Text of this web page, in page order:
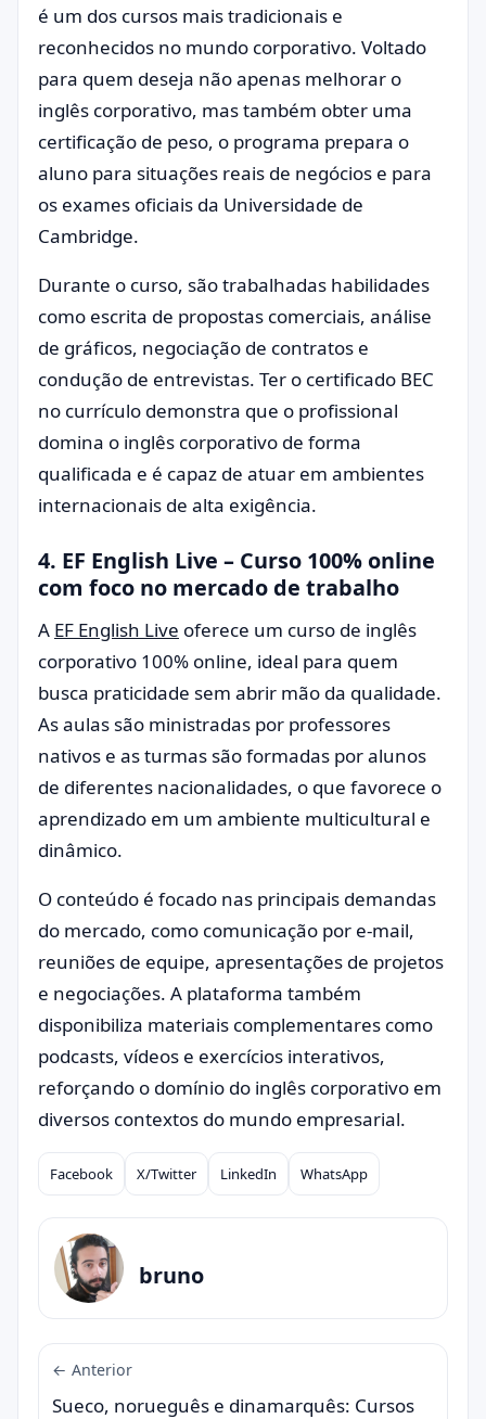
é um dos cursos mais tradicionais e
reconhecidos no mundo corporativo. Voltado
para quem deseja não apenas melhorar o
inglês corporativo, mas também obter uma
certificação de peso, o programa prepara o
aluno para situações reais de negócios e para
os exames oficiais da Universidade de
Cambridge.
Durante o curso, são trabalhadas habilidades
como escrita de propostas comerciais, análise
de gráficos, negociação de contratos e
condução de entrevistas. Ter o certificado BEC
no currículo demonstra que o profissional
domina o inglês corporativo de forma
qualificada e é capaz de atuar em ambientes
internacionais de alta exigência.
4. EF English Live – Curso 100% online
com foco no mercado de trabalho
A EF English Live oferece um curso de inglês
corporativo 100% online, ideal para quem
busca praticidade sem abrir mão da qualidade.
As aulas são ministradas por professores
nativos e as turmas são formadas por alunos
de diferentes nacionalidades, o que favorece o
aprendizado em um ambiente multicultural e
dinâmico.
O conteúdo é focado nas principais demandas
do mercado, como comunicação por e-mail,
reuniões de equipe, apresentações de projetos
e negociações. A plataforma também
disponibiliza materiais complementares como
podcasts, vídeos e exercícios interativos,
reforçando o domínio do inglês corporativo em
diversos contextos do mundo empresarial.
Compartilhar
Facebook X/Twitter LinkedIn WhatsApp
bruno
← Anterior
Sueco, norueguês e dinamarquês: Cursos